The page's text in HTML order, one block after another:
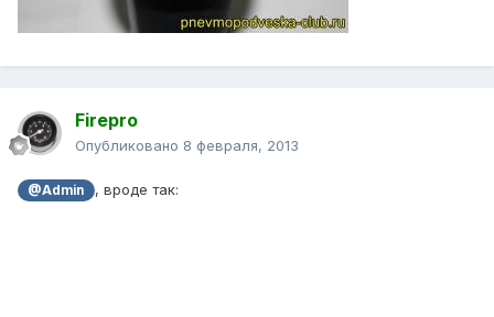
Firepro
Опубликовано 8 февраля, 2013
@Admin , вроде так: